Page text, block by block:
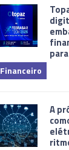
Financeiro
A